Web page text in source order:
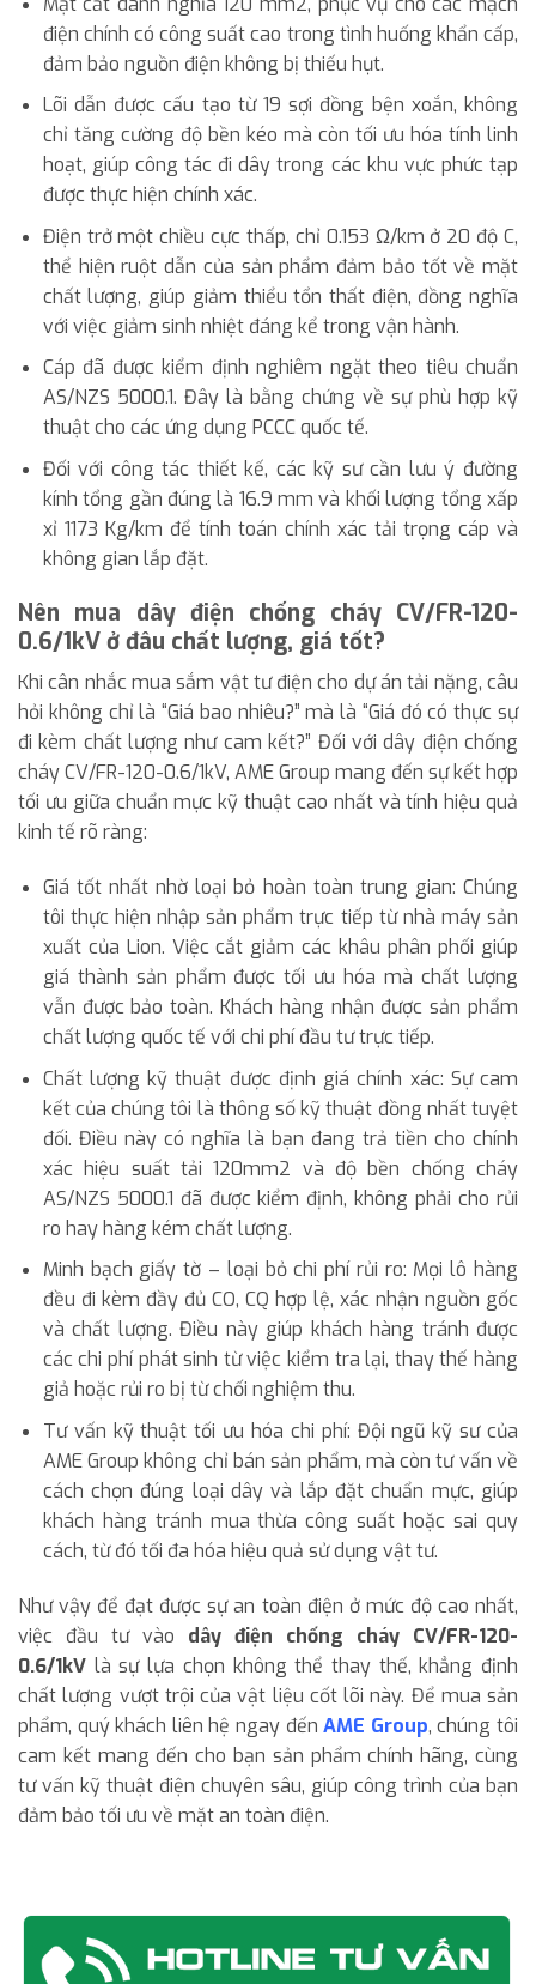
điện chính có công suất cao trong tình huống khẩn cấp,
đảm bảo nguồn điện không bị thiếu hụt.
Lõi dẫn được cấu tạo từ 19 sợi đồng bện xoắn, không
chỉ tăng cường độ bền kéo mà còn tối ưu hóa tính linh
hoạt, giúp công tác đi dây trong các khu vực phức tạp
được thực hiện chính xác.
Điện trở một chiều cực thấp, chỉ 0.153 Ω/km ở 20 độ C,
thể hiện ruột dẫn của sản phẩm đảm bảo tốt về mặt
chất lượng, giúp giảm thiểu tổn thất điện, đồng nghĩa
với việc giảm sinh nhiệt đáng kể trong vận hành.
Cáp đã được kiểm định nghiêm ngặt theo tiêu chuẩn
AS/NZS 5000.1. Đây là bằng chứng về sự phù hợp kỹ
thuật cho các ứng dụng PCCC quốc tế.
Đối với công tác thiết kế, các kỹ sư cần lưu ý đường
kính tổng gần đúng là 16.9 mm và khối lượng tổng xấp
xỉ 1173 Kg/km để tính toán chính xác tải trọng cáp và
không gian lắp đặt.
Nên mua dây điện chống cháy CV/FR-120-
0.6/1kV ở đâu chất lượng, giá tốt?
Khi cân nhắc mua sắm vật tư điện cho dự án tải nặng, câu
hỏi không chỉ là “Giá bao nhiêu?” mà là “Giá đó có thực sự
đi kèm chất lượng như cam kết?” Đối với dây điện chống
cháy CV/FR-120-0.6/1kV, AME Group mang đến sự kết hợp
tối ưu giữa chuẩn mực kỹ thuật cao nhất và tính hiệu quả
kinh tế rõ ràng:
Giá tốt nhất nhờ loại bỏ hoàn toàn trung gian: Chúng
tôi thực hiện nhập sản phẩm trực tiếp từ nhà máy sản
xuất của Lion. Việc cắt giảm các khâu phân phối giúp
giá thành sản phẩm được tối ưu hóa mà chất lượng
vẫn được bảo toàn. Khách hàng nhận được sản phẩm
chất lượng quốc tế với chi phí đầu tư trực tiếp.
Chất lượng kỹ thuật được định giá chính xác: Sự cam
kết của chúng tôi là thông số kỹ thuật đồng nhất tuyệt
đối. Điều này có nghĩa là bạn đang trả tiền cho chính
xác hiệu suất tải 120mm2 và độ bền chống cháy
AS/NZS 5000.1 đã được kiểm định, không phải cho rủi
ro hay hàng kém chất lượng.
Minh bạch giấy tờ – loại bỏ chi phí rủi ro: Mọi lô hàng
đều đi kèm đầy đủ CO, CQ hợp lệ, xác nhận nguồn gốc
và chất lượng. Điều này giúp khách hàng tránh được
các chi phí phát sinh từ việc kiểm tra lại, thay thế hàng
giả hoặc rủi ro bị từ chối nghiệm thu.
Tư vấn kỹ thuật tối ưu hóa chi phí: Đội ngũ kỹ sư của
AME Group không chỉ bán sản phẩm, mà còn tư vấn về
cách chọn đúng loại dây và lắp đặt chuẩn mực, giúp
khách hàng tránh mua thừa công suất hoặc sai quy
cách, từ đó tối đa hóa hiệu quả sử dụng vật tư.
Như vậy để đạt được sự an toàn điện ở mức độ cao nhất,
việc đầu tư vào dây điện chống cháy CV/FR-120-
0.6/1kV là sự lựa chọn không thể thay thế, khẳng định
chất lượng vượt trội của vật liệu cốt lõi này. Để mua sản
phẩm, quý khách liên hệ ngay đếnAME Group, chúng tôi
cam kết mang đến cho bạn sản phẩm chính hãng, cùng
tư vấn kỹ thuật điện chuyên sâu, giúp công trình của bạn
đảm bảo tối ưu về mặt an toàn điện.